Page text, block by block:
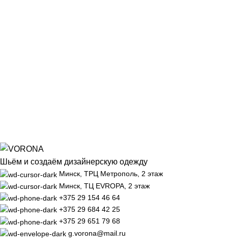
Шьём и создаём дизайнерскую одежду
Минск, ТРЦ Метрополь, 2 этаж
Минск, ТЦ EVROPA, 2 этаж
+375 29 154 46 64
+375 29 684 42 25
+375 29 651 79 68
g.vorona@mail.ru